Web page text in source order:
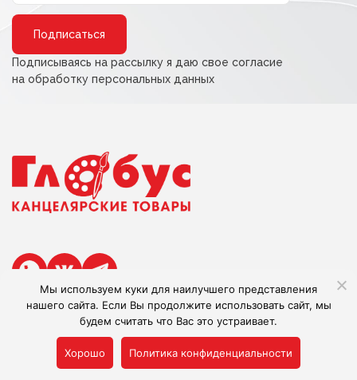
В наличии: 0
Подписываясь на рассылку я даю свое согласие
на обработку персональных данных
Сделано в Adlibis
Мы используем куки для наилучшего представления
нашего сайта. Если Вы продолжите использовать сайт, мы
будем считать что Вас это устраивает.
Хорошо Политика конфиденциальности